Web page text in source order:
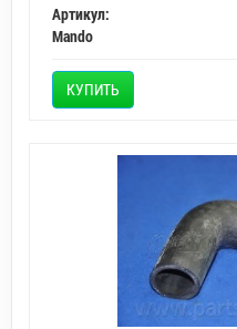
Артикул:
Mando
КУПИТЬ